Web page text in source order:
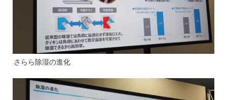
さらら除湿の進化